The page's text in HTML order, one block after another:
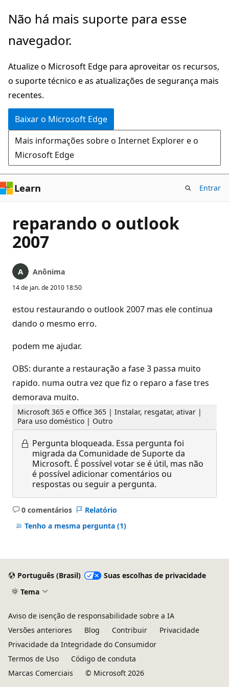
Pular
o
principal
Não há mais suporte para esse
navegador.
Atualize o Microsoft Edge para aproveitar os recursos,
o suporte técnico e as atualizações de segurança mais
recentes.
Baixar o Microsoft Edge
Mais informações sobre o Internet Explorer e o
Microsoft Edge
Learn Entrar
reparando o outlook
2007
Anônima
14 de jan. de 2010 18:50
estou restaurando o outlook 2007 mas ele continua
dando o mesmo erro.
podem me ajudar.
OBS: durante a restauração a fase 3 passa muito
rapido. numa outra vez que fiz o reparo a fase tres
demorava muito.
Microsoft 365 e Office 365 | Instalar, resgatar, ativar |
Para uso doméstico | Outro
Pergunta bloqueada. Essa pergunta foi
migrada da Comunidade de Suporte da
Microsoft. É possível votar se é útil, mas não
é possível adicionar comentários ou
respostas ou seguir a pergunta.
0 comentários
Sem
comentários
Relatório
Tenho a mesma pergunta (1)
Português (Brasil)
Suas escolhas de privacidade
Tema
Aviso de isenção de responsabilidade sobre a IA
Versões anteriores
Blog Contribuir
Privacidade
Privacidade da Integridade do Consumidor
Termos de Uso
Código de conduta
Marcas Comerciais
© Microsoft 2026